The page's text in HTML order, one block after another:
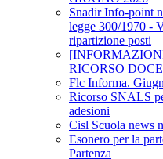
Snadir Info-point
legge 300/1970 -
ripartizione posti
RICORSO
Flc Informa.
Ricorso SNALS
adesioni
Cisl Scuola news
Esonero per la
Partenza